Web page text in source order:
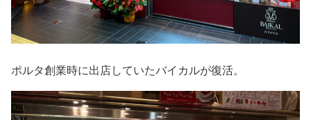
ポルタ創業時に出店していたバイカルが復活。